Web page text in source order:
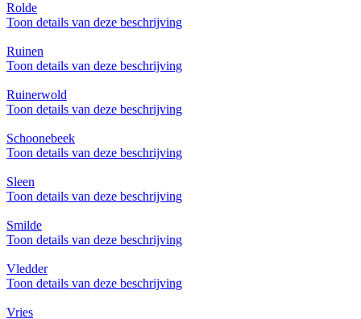
Rolde
Toon details van deze beschrijving
Ruinen
Toon details van deze beschrijving
Ruinerwold
Toon details van deze beschrijving
Schoonebeek
Toon details van deze beschrijving
Sleen
Toon details van deze beschrijving
Smilde
Toon details van deze beschrijving
Vledder
Toon details van deze beschrijving
Vries